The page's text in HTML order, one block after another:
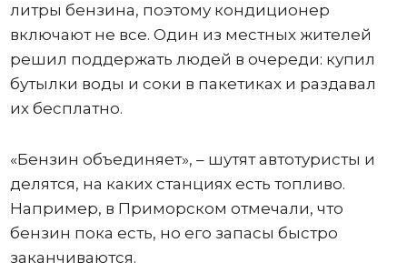
литры бензина, поэтому кондиционер
включают не все. Один из местных жителей
решил поддержать людей в очереди: купил
бутылки воды и соки в пакетиках и раздавал
их бесплатно.
«Бензин объединяет», – шутят автотуристы и
делятся, на каких станциях есть топливо.
Например, в Приморском отмечали, что
бензин пока есть, но его запасы быстро
заканчиваются.